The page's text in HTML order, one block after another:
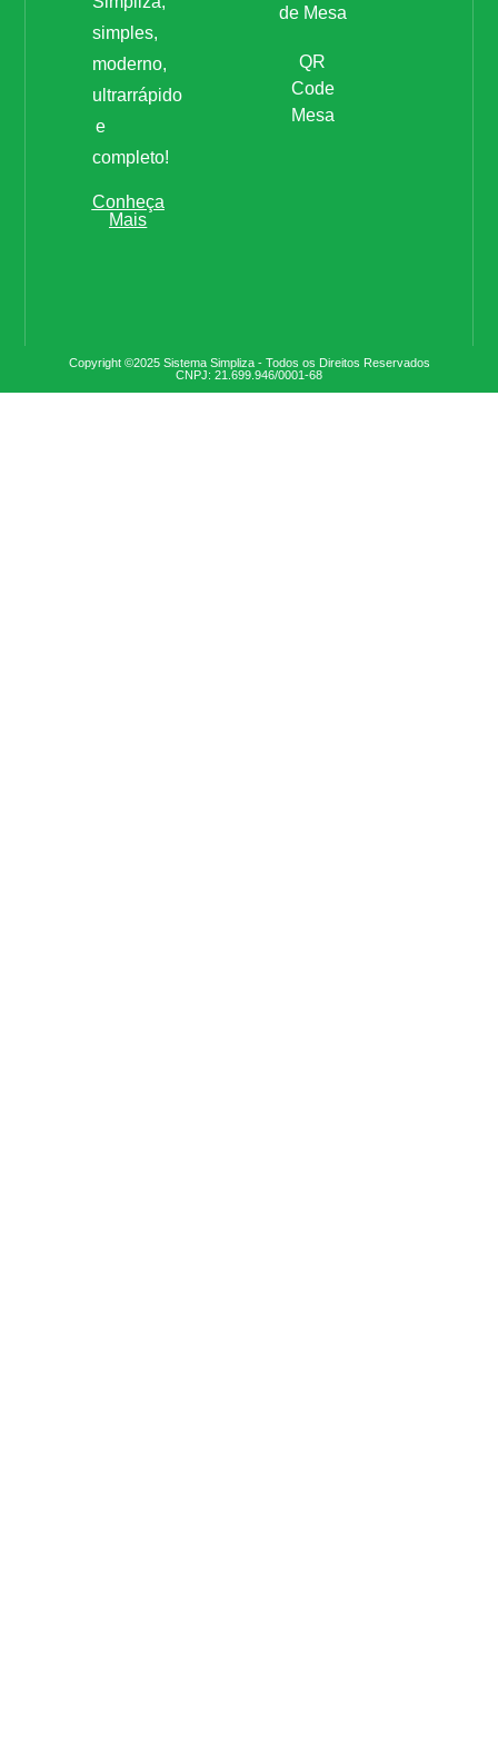
simples,
moderno,
ultrarrápido
e
completo!
Conheça
Mais
de Mesa
QR
Code
Mesa
Copyright ©2025 Sistema Simpliza - Todos os Direitos Reservados
CNPJ: 21.699.946/0001-68